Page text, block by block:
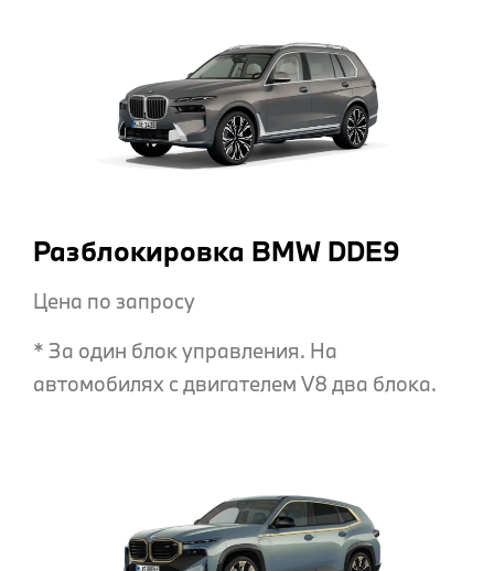
Разблокировка BMW DDE9
Цена по запросу
* За один блок управления. На
автомобилях с двигателем V8 два блока.